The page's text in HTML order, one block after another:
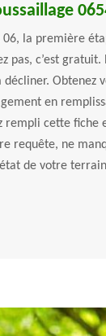
la première
pas, c’est
décliner. Obtenez
en
rempli cette fiche
requête, ne
de votre